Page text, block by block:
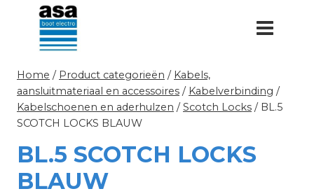
Doorgaan
inhoud
Home / Product categorieën / Kabels,
aansluitmateriaal en accessoires / Kabelverbinding /
Kabelschoenen en aderhulzen / Scotch Locks / BL.5
SCOTCH LOCKS BLAUW
BL.5 SCOTCH LOCKS
BLAUW